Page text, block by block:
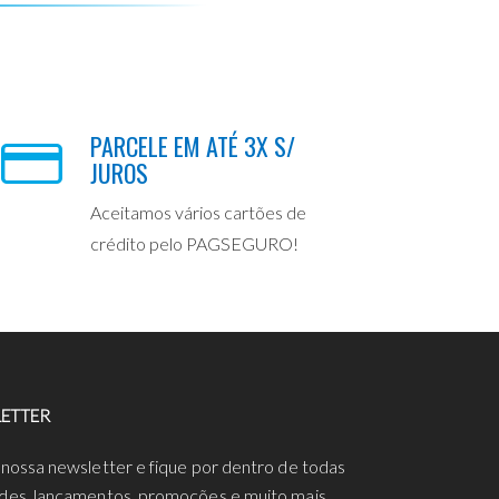
PARCELE EM ATÉ 3X S/
JUROS
Aceitamos vários cartões de
crédito pelo PAGSEGURO!
newsletter e fique por dentro de todas